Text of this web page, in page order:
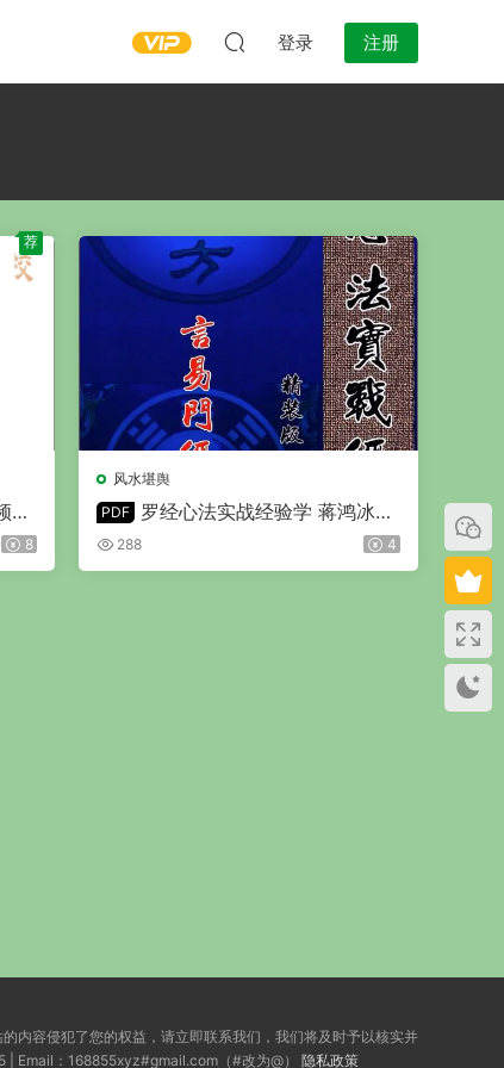
登录 注册
30
8
荐
风水堪舆
PDF
罗经心法实战经验学 蒋鸿冰著
PDF 146页
288 4
内容侵犯了您的权益，请立即联系我们，我们将及时予以核实并
| Email：168855xyz#gmail.com（#改为@） 隐私政策